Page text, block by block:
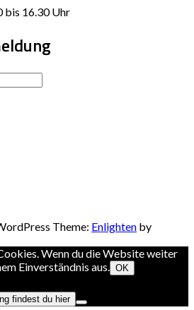
bis 16.30 Uhr
Theme: Enlighten by
Wenn du die Website weiter
Einverständnis aus. OK
findest du hier